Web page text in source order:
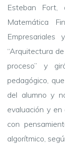
Esteban
Matemática
“Arquitectura
proceso” y
pedagógico,
del alumno y
evaluación y en
con
algorítmico,